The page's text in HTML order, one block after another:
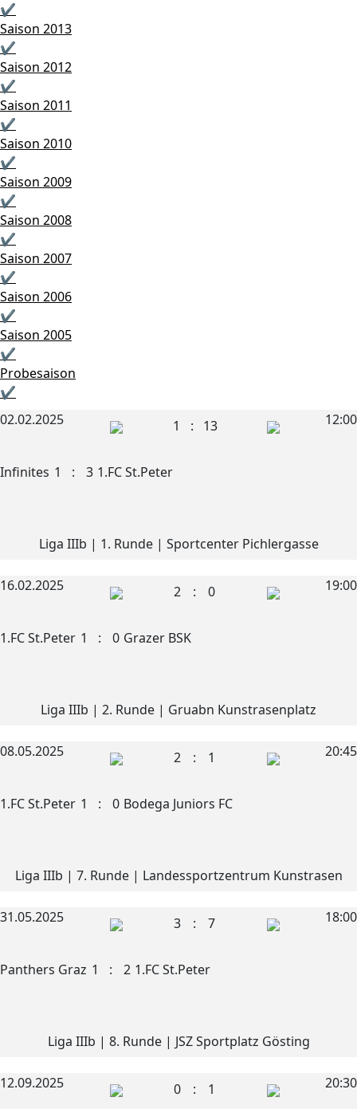
✔
Saison 2013
✔
Saison 2012
✔
Saison 2011
✔
Saison 2010
✔
Saison 2009
✔
Saison 2008
✔
Saison 2007
✔
Saison 2006
✔
Saison 2005
✔
Probesaison
✔
02.02.2025
12:00
1 : 13
Infinites 1 : 3 1.FC St.Peter
Liga IIIb | 1. Runde | Sportcenter Pichlergasse
16.02.2025 19:00
2 : 0
1.FC St.Peter 1 : 0 Grazer BSK
Liga IIIb | 2. Runde | Gruabn Kunstrasenplatz
08.05.2025 20:45
2 : 1
1.FC St.Peter 1 : 0 Bodega Juniors FC
Liga IIIb | 7. Runde | Landessportzentrum Kunstrasen
31.05.2025 18:00
3 : 7
Panthers Graz 1 : 2 1.FC St.Peter
Liga IIIb | 8. Runde | JSZ Sportplatz Gösting
12.09.2025 20:30
0 : 1